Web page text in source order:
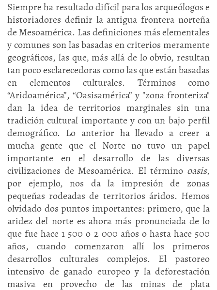
Siempre ha resultado difícil para los arqueólogos e
historiadores definir la antigua frontera norteña
de Mesoamérica. Las definiciones más elementales
y comunes son las basadas en criterios meramente
geográficos, las que, más allá de lo obvio, resultan
tan poco esclarecedoras como las que están basadas
en elementos culturales. Términos como
“Aridoamérica”, “Oasisamérica” y "zona fronteriza"
dan la idea de territorios marginales sin una
tradición cultural importante y con un bajo perfil
demográfico. Lo anterior ha llevado a creer a
mucha gente que el Norte no tuvo un papel
importante en el desarrollo de las diversas
civilizaciones de Mesoamérica. El término oasis,
por ejemplo, nos da la impresión de zonas
pequeñas rodeadas de territorios áridos. Hemos
olvidado dos puntos importantes: primero, que la
aridez del norte es ahora más pronunciada de lo
que fue hace 1 500 o 2 000 años o hasta hace 500
años, cuando comenzaron allí los primeros
desarrollos culturales complejos. El pastoreo
intensivo de ganado europeo y la deforestación
masiva en provecho de las minas de plata